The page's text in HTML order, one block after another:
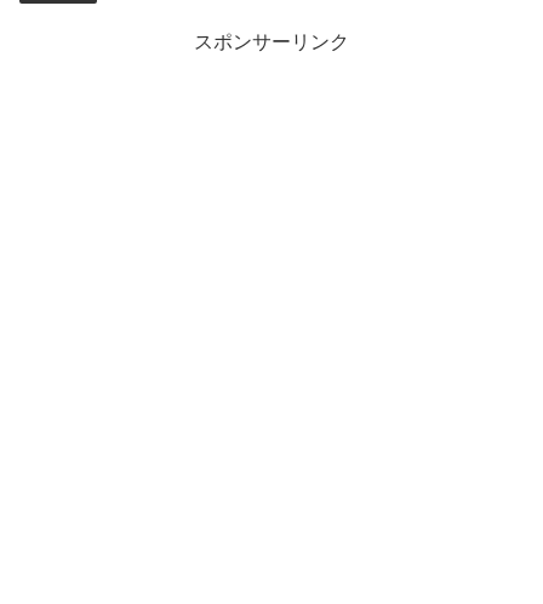
スポンサーリンク